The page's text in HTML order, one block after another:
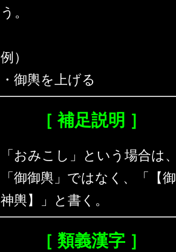
う。
例）
・御輿を上げる
［ 補足説明 ］
「おみこし」という場合は、
「御御輿」ではなく、「【御
神輿】」と書く。
［ 類義漢字 ］